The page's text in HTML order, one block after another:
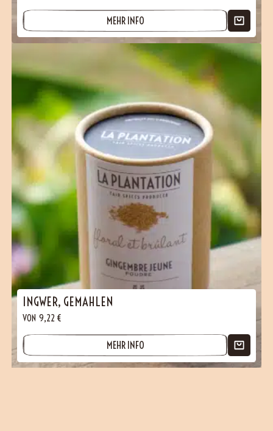
MEHR INFO
INGWER, GEMAHLEN
VON 9,22 €
MEHR INFO